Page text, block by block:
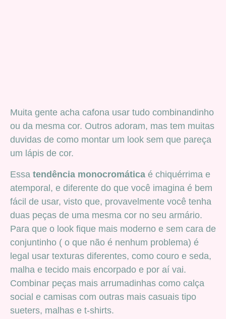
Muita gente acha cafona usar tudo combinandinho
ou da mesma cor. Outros adoram, mas tem muitas
duvidas de como montar um look sem que pareça
um lápis de cor.
Essa tendência monocromática é chiquérrima e
atemporal, e diferente do que você imagina é bem
fácil de usar, visto que, provavelmente você tenha
duas peças de uma mesma cor no seu armário.
Para que o look fique mais moderno e sem cara de
conjuntinho ( o que não é nenhum problema) é
legal usar texturas diferentes, como couro e seda,
malha e tecido mais encorpado e por aí vai.
Combinar peças mais arrumadinhas como calça
social e camisas com outras mais casuais tipo
sueters, malhas e t-shirts.